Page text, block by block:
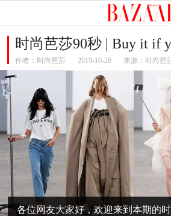
时尚芭莎90秒 | Buy it if
作者： 时尚芭莎 2019-10-26 来源：时尚芭
各位网友大家好，欢迎来到本期的